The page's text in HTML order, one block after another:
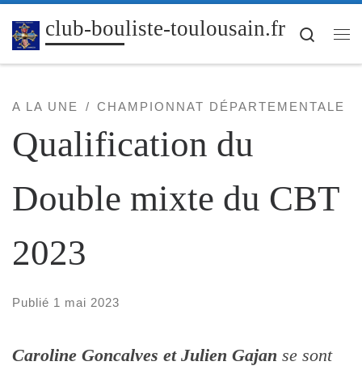
Passer au contenu
club-bouliste-toulousain.fr
Search
A LA UNE CHAMPIONNAT DÉPARTEMENTALE
Qualification du
Double mixte du CBT
2023
Publié 1 mai 2023
Caroline Goncalves et Julien Gajan se sont